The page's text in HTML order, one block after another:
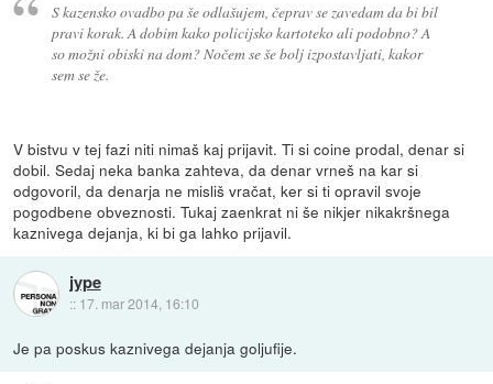
S kazensko ovadbo pa še odlašujem, čeprav se zavedam da bi bil
pravi korak. A dobim kako policijsko kartoteko ali podobno? A
so možni obiski na dom? Nočem se še bolj izpostavljati, kakor
sem se že.
V bistvu v tej fazi niti nimaš kaj prijavit. Ti si coine prodal, denar si
dobil. Sedaj neka banka zahteva, da denar vrneš na kar si
odgovoril, da denarja ne misliš vračat, ker si ti opravil svoje
pogodbene obveznosti. Tukaj zaenkrat ni še nikjer nikakršnega
kaznivega dejanja, ki bi ga lahko prijavil.
jype
:: 17. mar 2014, 16:10
Je pa poskus kaznivega dejanja goljufije.